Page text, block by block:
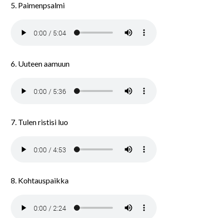
5. Paimenpsalmi
6. Uuteen aamuun
7. Tulen ristisi luo
8. Kohtauspaikka